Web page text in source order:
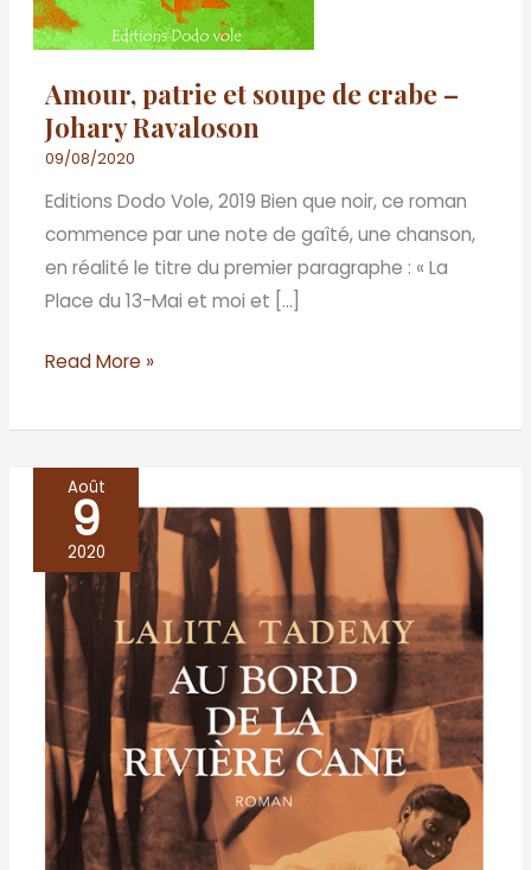
Amour, patrie et soupe de crabe –
Johary Ravaloson
09/08/2020
Editions Dodo Vole, 2019 Bien que noir, ce roman
commence par une note de gaîté, une chanson,
en réalité le titre du premier paragraphe : « La
Place du 13-Mai et moi et […]
Read More »
Août
9
2020
bord
de
la
rivière
Cane
–
Lalita
Tademy